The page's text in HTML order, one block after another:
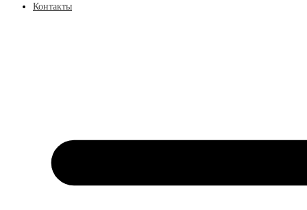
Контакты